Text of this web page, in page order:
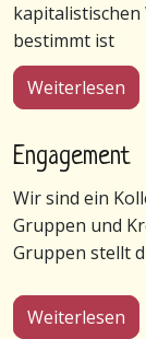
bestimmt ist
Weiterlesen
Engagement
Wir sind ein
Gruppen und
Gruppen stellt
Weiterlesen